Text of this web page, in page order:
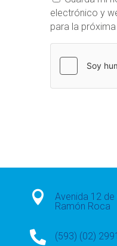
electrónico y
para la

Avenida 12
Ramón Roca
 (593) (02)